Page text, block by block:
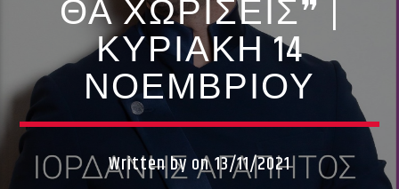
ΘΑ ΧΩΡΙΣΕΙΣ❞ |
ΚΥΡΙΑΚΗ 14
ΝΟΕΜΒΡΙΟΥ
Written byon 13/11/2021